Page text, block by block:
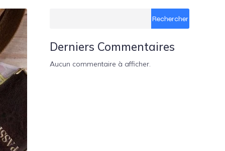
Rechercher
Derniers Commentaires
Aucun commentaire à afficher.